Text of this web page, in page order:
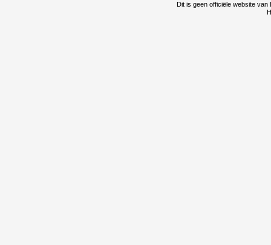
Dit is geen officiële website